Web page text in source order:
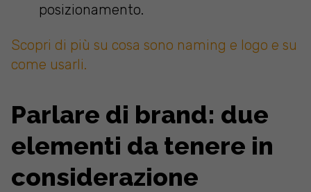
posizionamento.
Scopri di più su cosa sono naming e logo e su
come usarli.
Parlare di brand: due
elementi da tenere in
considerazione